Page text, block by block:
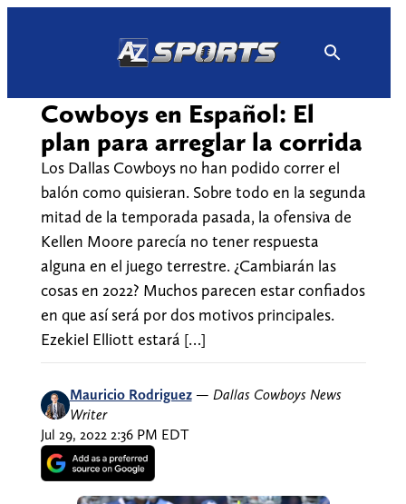
Cowboys en Español: El
plan para arreglar la corrida
Los Dallas Cowboys no han podido correr el
balón como quisieran. Sobre todo en la segunda
mitad de la temporada pasada, la ofensiva de
Kellen Moore parecía no tener respuesta
alguna en el juego terrestre. ¿Cambiarán las
cosas en 2022? Muchos parecen estar confiados
en que así será por dos motivos principales.
Ezekiel Elliott estará […]
Mauricio Rodriguez — Dallas Cowboys News
Writer
Jul 29, 2022 2:36 PM EDT